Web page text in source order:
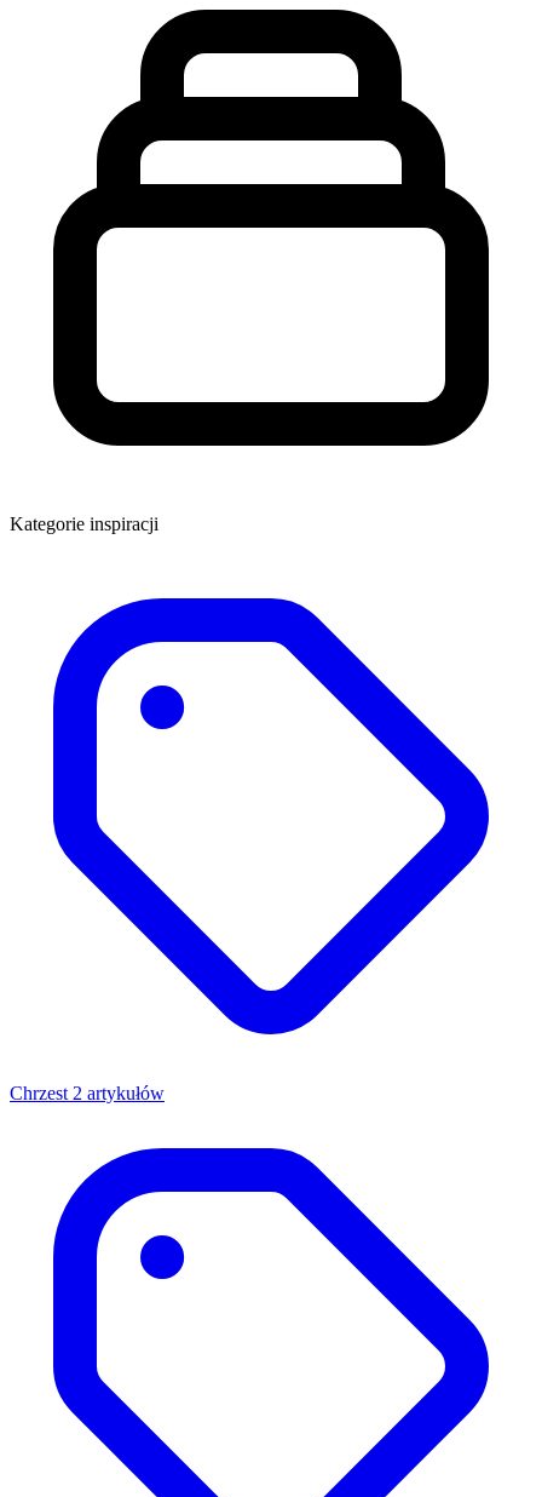
Kategorie inspiracji
Chrzest 2 artykułów